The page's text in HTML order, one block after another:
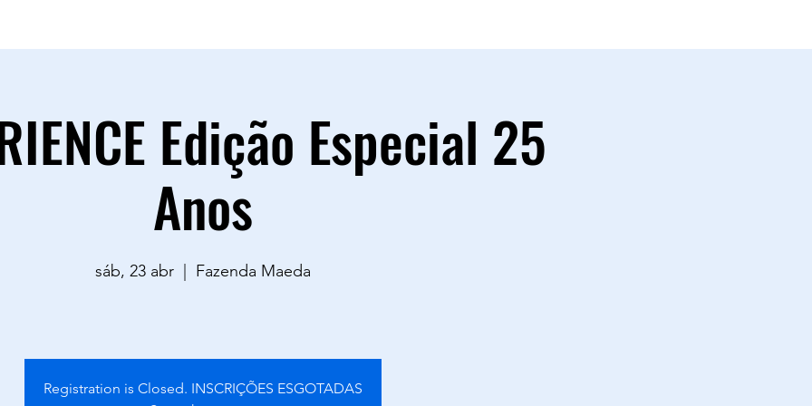
Edição Especial 25
Anos
sáb, 23 abr Fazenda Maeda
Registration is Closed. INSCRIÇÕES ESGOTADAS